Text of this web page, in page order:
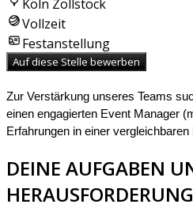
Köln Zollstock
Vollzeit
Festanstellung
Auf diese Stelle bewerben
Zur Verstärkung unseres Teams
einen engagierten Event Manager
Erfahrungen in einer
DEINE AUFGABEN